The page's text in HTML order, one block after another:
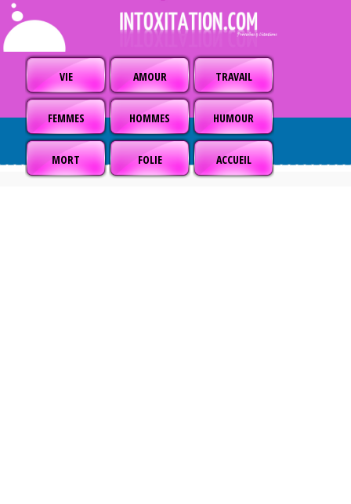
VIE AMOUR TRAVAIL
FEMMES HOMMES HUMOUR
MORT FOLIE ACCUEIL